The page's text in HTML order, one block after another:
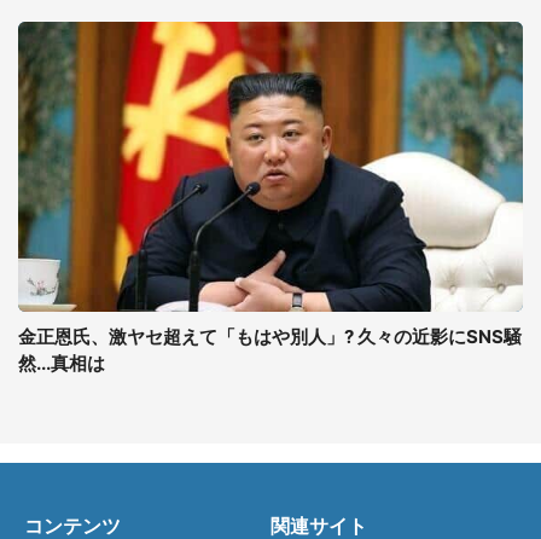
金正恩氏、激ヤセ超えて「もはや別人」? 久々の近影にSNS騒
然...真相は
コンテンツ 関連サイト